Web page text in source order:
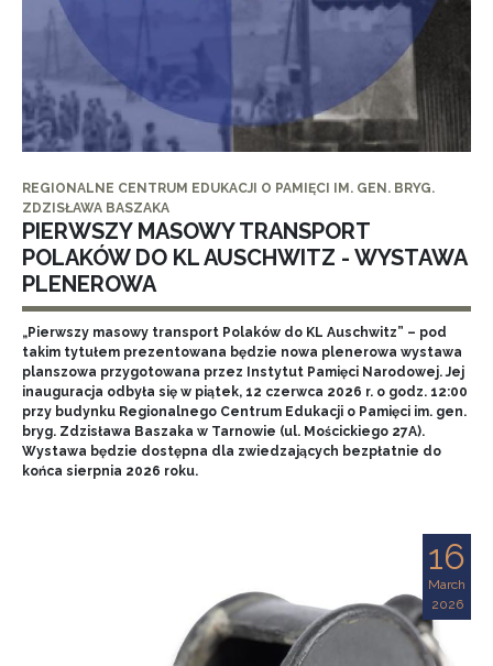
REGIONALNE CENTRUM EDUKACJI O PAMIĘCI IM. GEN. BRYG.
ZDZISŁAWA BASZAKA
PIERWSZY MASOWY TRANSPORT
POLAKÓW DO KL AUSCHWITZ - WYSTAWA
PLENEROWA
„Pierwszy masowy transport Polaków do KL Auschwitz” – pod
takim tytułem prezentowana będzie nowa plenerowa wystawa
planszowa przygotowana przez Instytut Pamięci Narodowej. Jej
inauguracja odbyła się w piątek, 12 czerwca 2026 r. o godz. 12:00
przy budynku Regionalnego Centrum Edukacji o Pamięci im. gen.
bryg. Zdzisława Baszaka w Tarnowie (ul. Mościckiego 27A).
Wystawa będzie dostępna dla zwiedzających bezpłatnie do
końca sierpnia 2026 roku.
16
March
2026